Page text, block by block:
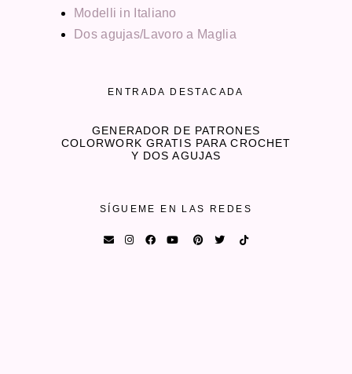
Modelli in Italiano
Dos agujas/Lavoro a Maglia
ENTRADA DESTACADA
GENERADOR DE PATRONES
COLORWORK GRATIS PARA CROCHET
Y DOS AGUJAS
SÍGUEME EN LAS REDES